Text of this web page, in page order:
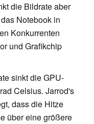
die Bildrate aber
Notebook in
Konkurrenten
und Grafikchip
sinkt die GPU-
Celsius. Jarrod's
dass die Hitze
über eine größere